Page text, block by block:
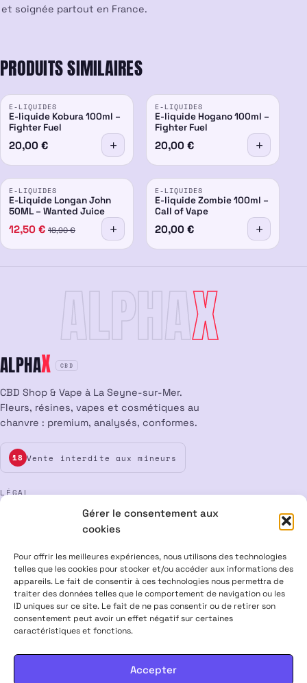
Gérer le consentement aux
cookies
Pour offrir les meilleures expériences, nous utilisons des technologies
telles que les cookies pour stocker et/ou accéder aux informations des
appareils. Le fait de consentir à ces technologies nous permettra de
traiter des données telles que le comportement de navigation ou les
ID uniques sur ce site. Le fait de ne pas consentir ou de retirer son
consentement peut avoir un effet négatif sur certaines
caractéristiques et fonctions.
Accepter
et soignée partout en France.
PRODUITS SIMILAIRES
E-LIQUIDES
E-liquide Kobura 100ml –
Fighter Fuel
20,00 €
E-LIQUIDES
E-liquide Hogano 100ml –
Fighter Fuel
20,00 €
PROMO
E-LIQUIDES
E-Liquide Longan John
50ML – Wanted Juice
12,50 € 18,90€
E-LIQUIDES
E-liquide Zombie 100ml –
Call of Vape
20,00 €
ALPHAX
ALPHAX CBD
CBD Shop & Vape à La Seyne-sur-Mer.
Fleurs, résines, vapes et cosmétiques au
chanvre : premium, analysés, conformes.
18 Vente interdite aux mineurs
LÉGAL
CGV Confidentialité
Cookies
ALPHA X CBD Shop © 2026 · Tous droits réservés
Visa
Mastercard CB
PRODUITS CONTENANT MOINS DE 0,3 % DE THC, CONFORMES À LA
INTERDITS AUX FEMMES ENCEINTES & ALLAITANTES · NE PAS
CONDUIRE APRÈS USAGE · VENTE INTERDITE AUX MINEURS